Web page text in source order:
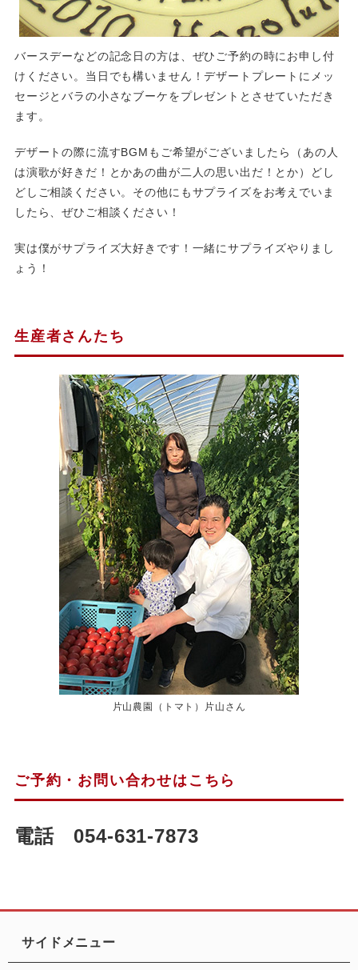
バースデーなどの記念日の方は、ぜひご予約の時にお申し付
けください。当日でも構いません！デザートプレートにメッ
セージとバラの小さなブーケをプレゼントとさせていただき
ます。
デザートの際に流すBGMもご希望がございましたら（あの人
は演歌が好きだ！とかあの曲が二人の思い出だ！とか）どし
どしご相談ください。その他にもサプライズをお考えでいま
したら、ぜひご相談ください！
実は僕がサプライズ大好きです！一緒にサプライズやりまし
ょう！
生産者さんたち
片山農園（トマト）片山さん
ご予約・お問い合わせはこちら
電話 054-631-7873
サイドメニュー